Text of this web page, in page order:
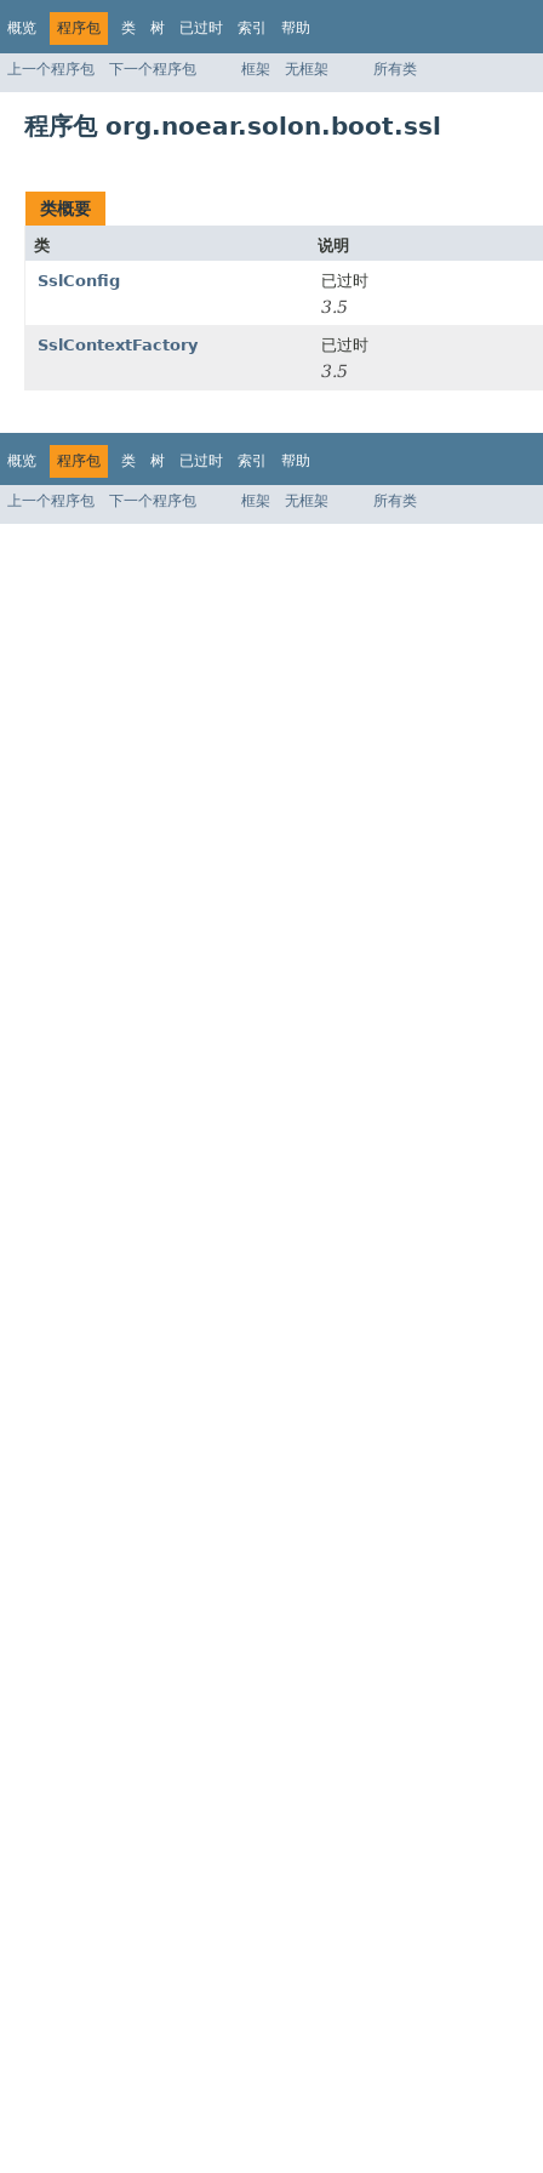
概览 程序包 类 树 已过时 索引 帮助
上一个程序包 下一个程序包 框架 无框架 所有类
程序包 org.noear.solon.boot.ssl
类概要
类
说明
SslConfig
已过时
3.5
SslContextFactory 已过时
3.5
概览 程序包 类 树 已过时 索引 帮助
上一个程序包 下一个程序包 框架 无框架 所有类